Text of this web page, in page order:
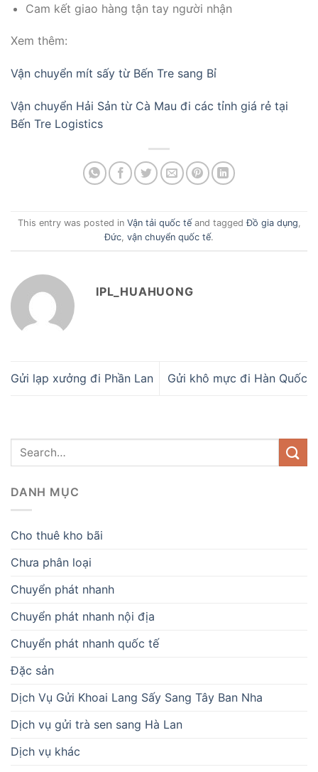
Cam kết giao hàng tận tay người nhận
Xem thêm:
Vận chuyển mít sấy từ Bến Tre sang Bỉ
Vận chuyển Hải Sản từ Cà Mau đi các tỉnh giá rẻ tại
Bến Tre Logistics
This entry was posted in Vận tải quốc tếand taggedĐồ gia dụng,
Đức, vận chuyển quốc tế.
IPL_HUAHUONG
Gửi lạp xưởng đi Phần Lan Gửi khô mực đi Hàn Quốc
DANH MỤC
Cho thuê kho bãi
Chưa phân loại
Chuyển phát nhanh
Chuyển phát nhanh nội địa
Chuyển phát nhanh quốc tế
Đặc sản
Dịch Vụ Gửi Khoai Lang Sấy Sang Tây Ban Nha
Dịch vụ gửi trà sen sang Hà Lan
Dịch vụ khác